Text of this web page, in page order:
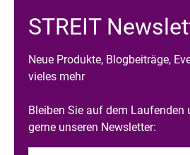
STREIT
Neue Produkte, Blogbeiträge,
vieles mehr
Bleiben Sie auf dem Laufenden
gerne unseren Newsletter: